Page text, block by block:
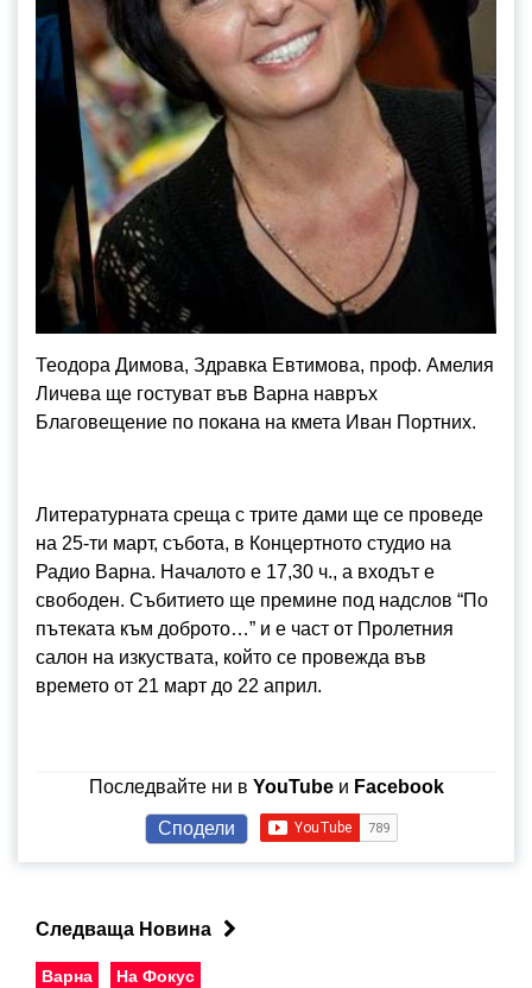
Теодора Димова, Здравка Евтимова, проф. Амелия
Личева ще гостуват във Варна навръх
Благовещение по покана на кмета Иван Портних.
Литературната среща с трите дами ще се проведе
на 25-ти март, събота, в Концертното студио на
Радио Варна. Началото е 17,30 ч., а входът е
свободен. Събитието ще премине под надслов “По
пътеката към доброто…” и е част от Пролетния
салон на изкуствата, който се провежда във
времето от 21 март до 22 април.
Последвайте ни в YouTubeи Facebook
Сподели
Следваща Новина
Варна На Фокус